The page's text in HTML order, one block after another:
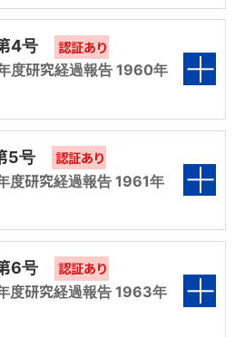
立60周年を記念して出版。
立50周年を記念して出版。
の研究 認証あり
旧：溶接棒部会）技術委員会より研
委員会（現：溶接材料部会）の発足
発行。閲覧は、会員に限定されてい
生 確かな溶接作業をするために
防止とじん肺や有害光などの衛生対
教育や溶接作業現場への入構・新人
す。
実技編
社内教育などの集合研修に。41分収
ト編集したものです。
時の様子を知ることができる貴重な
介
マガジンから溶接管理技術者の体
会時のご参考にしてください。
）で運営されている技術相談のうち
る事例をまとめました。WE-COM会
（回数制限あり）
んのうっかりミスや勘違いに肥後博
風マンガ
・溶接施工法
レータ資格
業者(CIW認定)
女子の声をコミック形式でお伝
術入門
研修用テキストとして利用されて
技術入門」2021年3月再版第1刷を
門
当時の様子を知ることができる貴
験規格について確認できます。
造（第一分科会報告）
研究（第三分科会報告）
四分科会報告）
第五分科会報告）
する試験法の研究（第六分
研究
に関する研究
法の研究
4号 認証あり
度研究経過報告 1960年
棒製作報告（第1分科会報
5号 認証あり
度研究経過報告 1961年
6号 認証あり
度研究経過報告 1963年